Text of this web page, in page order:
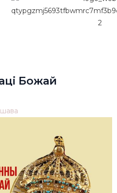
Божай